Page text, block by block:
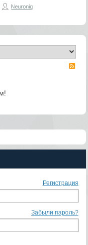
Neuroniq
Регистрация
Забыли пароль?